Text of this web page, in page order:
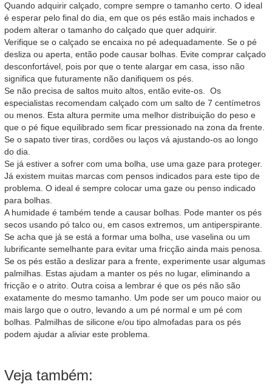
Quando adquirir calçado, compre sempre o tamanho certo. O ideal
é esperar pelo final do dia, em que os pés estão mais inchados e
podem alterar o tamanho do calçado que quer adquirir.
Verifique se o calçado se encaixa no pé adequadamente. Se o pé
desliza ou aperta, então pode causar bolhas. Evite comprar calçado
desconfortável, pois por que o tente alargar em casa, isso não
significa que futuramente não danifiquem os pés.
Se não precisa de saltos muito altos, então evite-os. Os
especialistas recomendam calçado com um salto de 7 centímetros
ou menos. Esta altura permite uma melhor distribuição do peso e
que o pé fique equilibrado sem ficar pressionado na zona da frente.
Se o sapato tiver tiras, cordões ou laços vá ajustando-os ao longo
do dia.
Se já estiver a sofrer com uma bolha, use uma gaze para proteger.
Já existem muitas marcas com pensos indicados para este tipo de
problema. O ideal é sempre colocar uma gaze ou penso indicado
para bolhas.
A humidade é também tende a causar bolhas. Pode manter os pés
secos usando pó talco ou, em casos extremos, um antiperspirante.
Se acha que já se está a formar uma bolha, use vaselina ou um
lubrificante semelhante para evitar uma fricção ainda mais penosa.
Se os pés estão a deslizar para a frente, experimente usar algumas
palmilhas. Estas ajudam a manter os pés no lugar, eliminando a
fricção e o atrito. Outra coisa a lembrar é que os pés não são
exatamente do mesmo tamanho. Um pode ser um pouco maior ou
mais largo que o outro, levando a um pé normal e um pé com
bolhas. Palmilhas de silicone e/ou tipo almofadas para os pés
podem ajudar a aliviar este problema.
Veja também: